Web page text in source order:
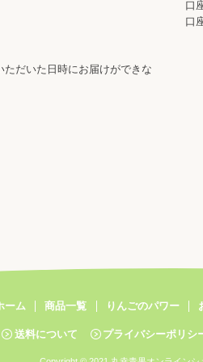
だいた日時にお届けができな
口
口
ーム 商品一覧 りんごのパワー
送料について プライバシーポリシ